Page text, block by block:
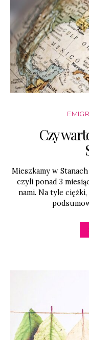
Czy
Mieszkamy w
czyli ponad 3
nami. Na tyle